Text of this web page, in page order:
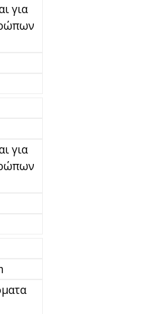
για
για